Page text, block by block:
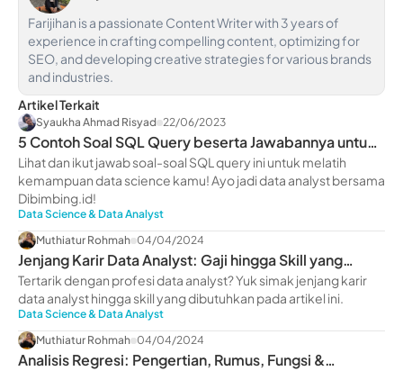
Farijihan is a passionate Content Writer with 3 years of
experience in crafting compelling content, optimizing for
SEO, and developing creative strategies for various brands
and industries.
Artikel Terkait
Syaukha Ahmad Risyad 22/06/2023
5 Contoh Soal SQL Query beserta Jawabannya untuk
Pemula
Lihat dan ikut jawab soal-soal SQL query ini untuk melatih
kemampuan data science kamu! Ayo jadi data analyst bersama
Dibimbing.id!
Data Science & Data Analyst
Muthiatur Rohmah 04/04/2024
Jenjang Karir Data Analyst: Gaji hingga Skill yang
Dimiliki
Tertarik dengan profesi data analyst? Yuk simak jenjang karir
data analyst hingga skill yang dibutuhkan pada artikel ini.
Data Science & Data Analyst
Muthiatur Rohmah 04/04/2024
Analisis Regresi: Pengertian, Rumus, Fungsi &